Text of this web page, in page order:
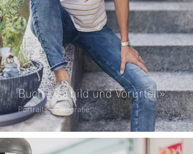
Buch «Vorbild und Vorurteil»
Portraits – Fotografie